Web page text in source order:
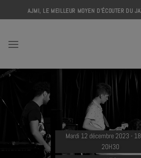
to
AJMI, LE MEILLEUR MOYEN D'ÉCOUTER DU
Mardi 12 décembre 2023 -
20H30